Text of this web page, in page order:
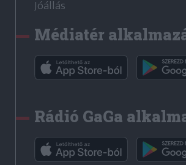
Jóállás
Médiatér
Rádió GaGa